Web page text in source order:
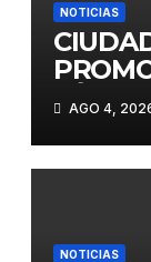
NOTICIAS
AÑOS
CITAS
AGO 4,
NOTICIAS